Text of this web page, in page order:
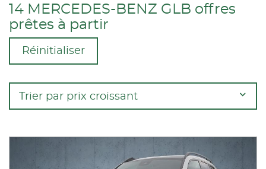
14 MERCEDES-BENZ GLB offres
prêtes à partir
Réinitialiser
Trier par prix croissant